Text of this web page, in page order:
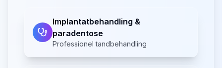
Implantatbehandling &
paradentose
Professionel tandbehandling